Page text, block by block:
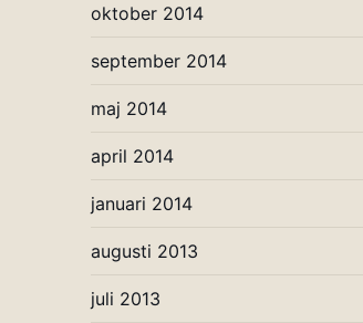
oktober 2014
september 2014
maj 2014
april 2014
januari 2014
augusti 2013
juli 2013